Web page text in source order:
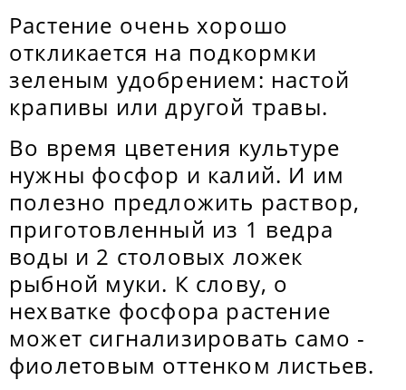
Растение очень хорошо
откликается на подкормки
зеленым удобрением: настой
крапивы или другой травы.
Во время цветения культуре
нужны фосфор и калий. И им
полезно предложить раствор,
приготовленный из 1 ведра
воды и 2 столовых ложек
рыбной муки. К слову, о
нехватке фосфора растение
может сигнализировать само -
фиолетовым оттенком листьев.